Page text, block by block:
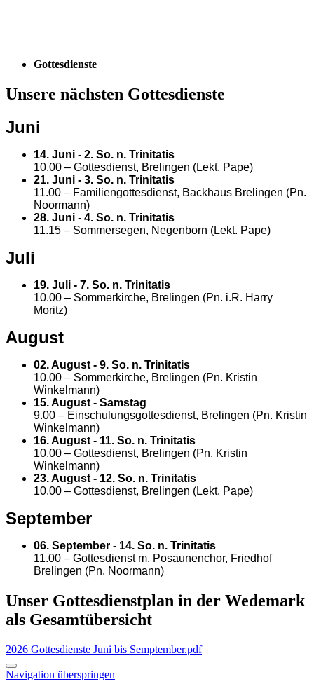
Gottesdienste
Unsere nächsten Gottesdienste
Juni
14. Juni - 2. So. n. Trinitatis
10.00 – Gottesdienst, Brelingen (Lekt. Pape)
21. Juni - 3. So. n. Trinitatis
11.00 – Familiengottesdienst, Backhaus Brelingen (Pn.
Noormann)
28. Juni - 4. So. n. Trinitatis
11.15 – Sommersegen, Negenborn (Lekt. Pape)
Juli
19. Juli - 7. So. n. Trinitatis
10.00 – Sommerkirche, Brelingen (Pn. i.R. Harry
Moritz)
August
02. August - 9. So. n. Trinitatis
10.00 – Sommerkirche, Brelingen (Pn. Kristin
Winkelmann)
15. August - Samstag
9.00 – Einschulungsgottesdienst, Brelingen (Pn. Kristin
Winkelmann)
16. August - 11. So. n. Trinitatis
10.00 – Gottesdienst, Brelingen (Pn. Kristin
Winkelmann)
23. August - 12. So. n. Trinitatis
10.00 – Gottesdienst, Brelingen (Lekt. Pape)
September
06. September - 14. So. n. Trinitatis
11.00 – Gottesdienst m. Posaunenchor, Friedhof
Brelingen (Pn. Noormann)
Unser Gottesdienstplan in der Wedemark
als Gesamtübersicht
2026 Gottesdienste Juni bis Semptember.pdf
Navigation überspringen